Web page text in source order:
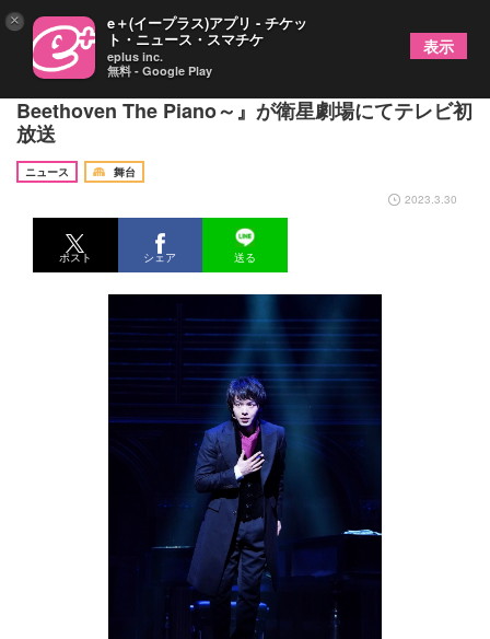
中村倫也主演のMUSICAL『ルードヴィヒ～
Beethoven The Piano～』が衛星劇場にてテレビ初
放送
ニュース
舞台
2023.3.30
ポスト シェア 送る
× e＋(イープラス)アプリ - チケッ
ト・ニュース・スマチケ
eplus inc.
無料 - Google Play
表示